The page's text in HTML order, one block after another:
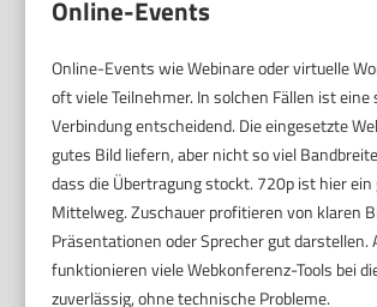
Online-Events
Online-Events wie Webinare oder virtuelle
oft viele Teilnehmer. In solchen Fällen ist eine
Verbindung entscheidend. Die eingesetzte
gutes Bild liefern, aber nicht so viel
dass die Übertragung stockt. 720p ist hier
Mittelweg. Zuschauer profitieren von klaren
Präsentationen oder Sprecher gut darstellen.
funktionieren viele Webkonferenz-Tools bei
zuverlässig, ohne technische Probleme.